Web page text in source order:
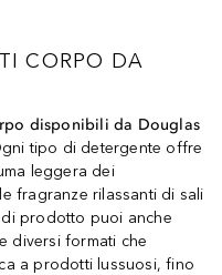
CORPO DA
disponibili da Douglas
tipo di detergente offre
leggera dei
fragranze rilassanti di sali
prodotto puoi anche
diversi formati che
a prodotti lussuosi, fino